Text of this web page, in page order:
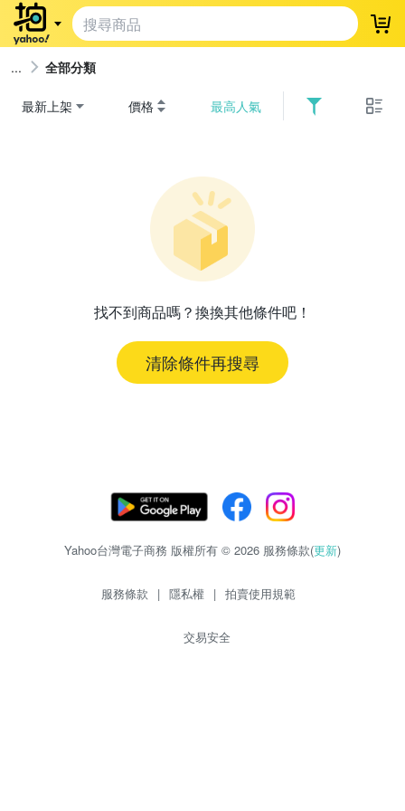
登
全部分類
最新上架 價格 最高人氣
找不到商品嗎？換換其他條件吧！
清除條件再搜尋
Yahoo台灣電子商務 版權所有 © 2026 服務條款(更新)
服務條款 | 隱私權 | 拍賣使用規範
交易安全